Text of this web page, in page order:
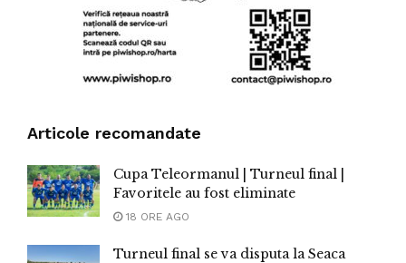
Articole recomandate
Cupa Teleormanul | Turneul final |
Favoritele au fost eliminate
18 ORE AGO
Turneul final se va disputa la Seaca